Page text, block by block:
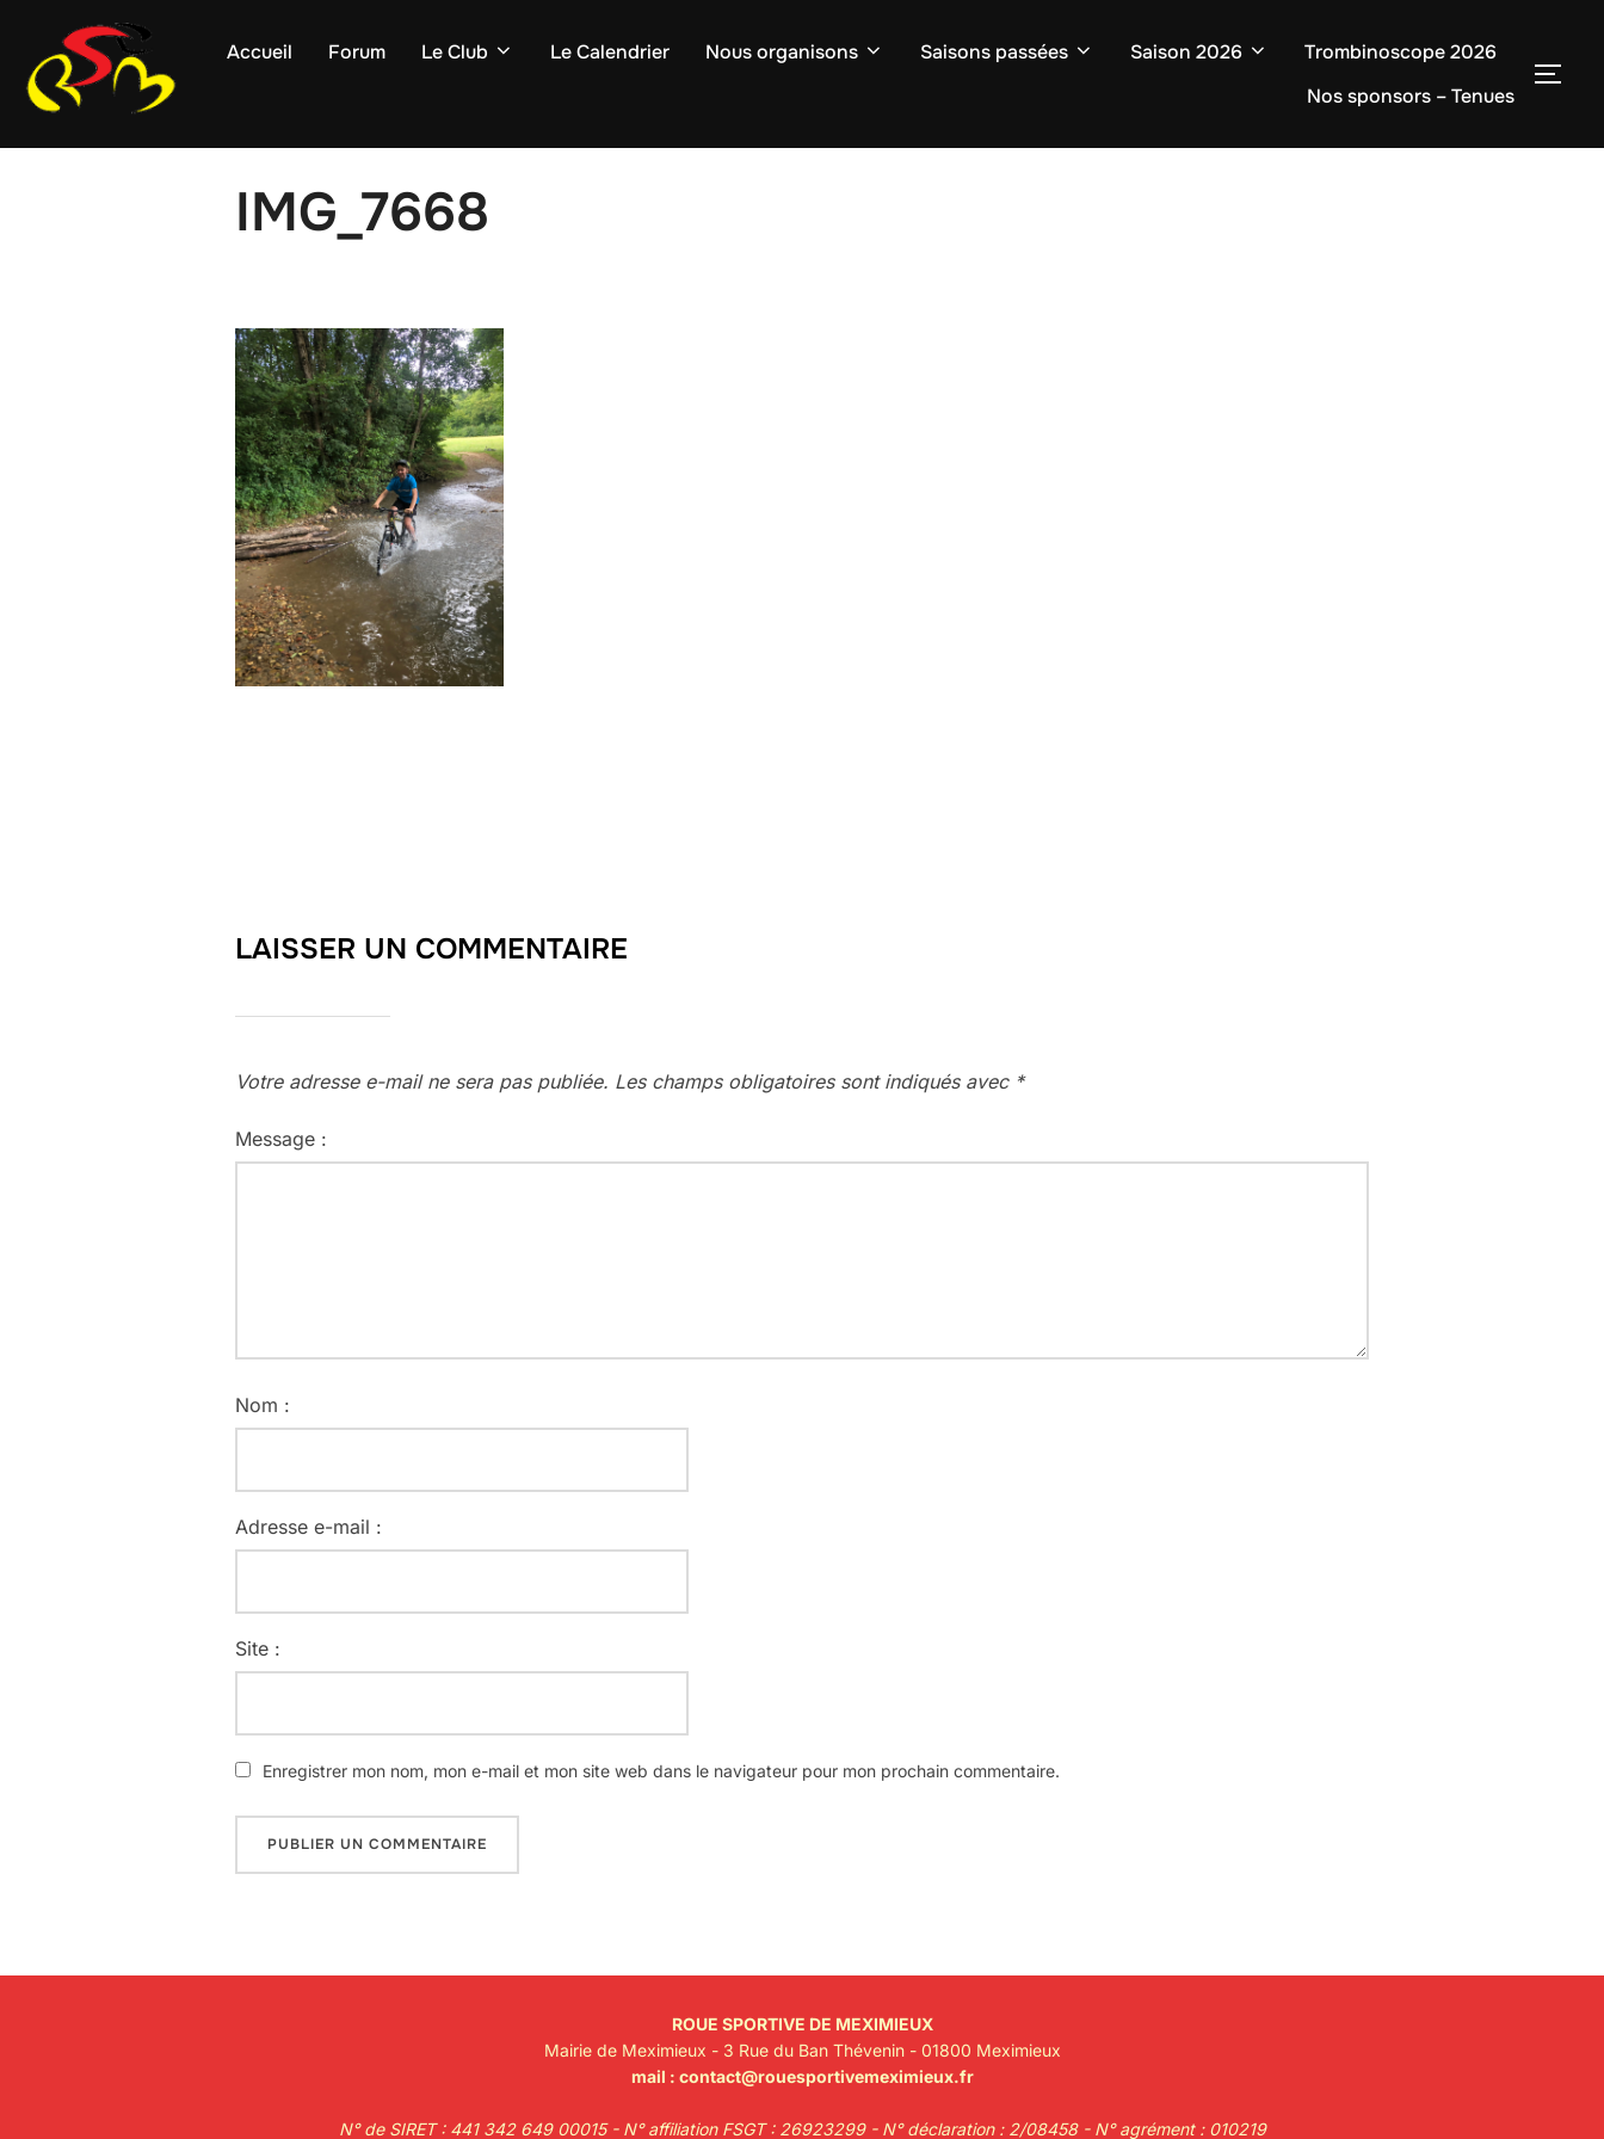
Accueil Forum Le Club Le Calendrier Nous organisons Saisons passées Saison 2026
Trombinoscope 2026
Nos sponsors – Tenues
IMG_7668
LAISSER UN COMMENTAIRE
Votre adresse e-mail ne sera pas publiée. Les champs obligatoires sont indiqués avec *
Message :
Nom :
Adresse e-mail :
Site :
Enregistrer mon nom, mon e-mail et mon site web dans le navigateur pour mon prochain commentaire.
ROUE SPORTIVE DE MEXIMIEUX
Mairie de Meximieux - 3 Rue du Ban Thévenin - 01800 Meximieux
mail : contact@rouesportivemeximieux.fr
N° de SIRET : 441 342 649 00015 - N° affiliation FSGT : 26923299 - N° déclaration : 2/08458 - N° agrément : 010219